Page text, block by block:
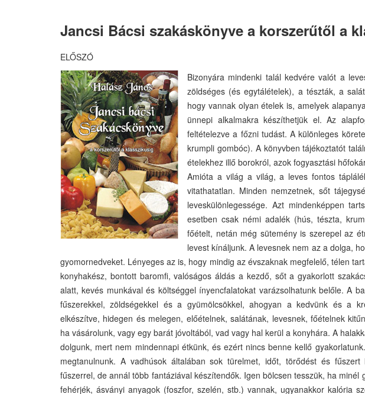
Jancsi Bácsi szakáskönyve a korszerűtől a
ELŐSZÓ
Bizonyára mindenki talál kedvére valót a
zöldséges (és egytálételek), a tészták, a
hogy vannak olyan ételek is, amelyek
ünnepi alkalmakra készíthetjük el. Az
feltételezve a főzni tudást. A különleges
krumpli gombóc). A könyvben tájékoztatót
ételekhez illő borokról, azok fogyasztási
Amióta a világ a világ, a leves fontos
vitathatatlan. Minden nemzetnek, sőt
leveskülönlegessége. Azt mindenképpen
esetben csak némi adalék (hús, tészta,
főételt, netán még sütemény is szerepel az
levest kínáljunk. A levesnek nem az a dolga,
gyomornedveket. Lényeges az is, hogy mindig az évszaknak megfelelő, télen
konyhakész, bontott baromfi, valóságos áldás a kezdő, sőt a gyakorlott
alatt, kevés munkával és költséggel ínyencfalatokat varázsolhatunk belőle. A
fűszerekkel, zöldségekkel és a gyümölcsökkel, ahogyan a kedvünk és a
elkészítve, hidegen és melegen, előételnek, salátának, levesnek, főételnek
ha vásárolunk, vagy egy barát jóvoltából, vad vagy hal kerül a konyhára. A
dolgunk, mert nem mindennapi étkünk, és ezért nincs benne kellő
megtanulnunk. A vadhúsok általában sok türelmet, időt, törődést és
fűszerrel, de annál több fantáziával készítendők. Igen bölcsen tesszük, ha
fehérjék, ásványi anyagok (foszfor, szelén, stb.) vannak, ugyanakkor kalória